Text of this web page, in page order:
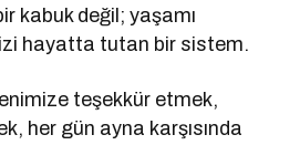
kabuk değil; yaşamı
hayatta tutan bir sistem.
teşekkür etmek,
her gün ayna karşısında